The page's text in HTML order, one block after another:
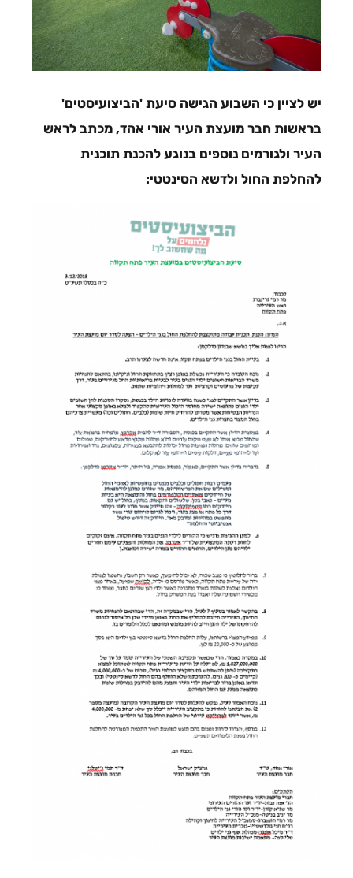
יש לציין כי השבוע הגישה סיעת 'הביצועיסטים'
בראשות חבר מועצת העיר אורי אהד, מכתב לראש
העיר ולגורמים נוספים בנוגע להכנת תוכנית
להחלפת החול ולדשא הסינטטי: